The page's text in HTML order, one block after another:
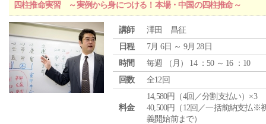
四柱推命実習 ～実例から身につける！本場・中国の四柱推命～
講師
澤田 昌征
日程
7月 6日 ～ 9月 28日
時間
毎週 （ 月 ） 14 ：50 ～ 16 ：10
回数
全12回
料金
14,580円（4回／分割支払い）×3
40,500円（12回／一括前納支払※
義開始前まで）